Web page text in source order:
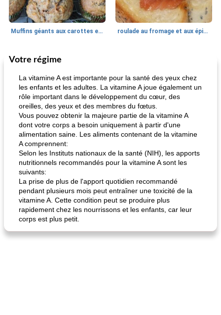
Muffins géants aux carottes et à la banane de Nif roulade au fromage et aux épinards
Marques de confiance: recettes et
fiesta tostadas le méga's jopp joes
Votre régime
La vitamine A est importante pour la santé des yeux chez
les enfants et les adultes. La vitamine A joue également un
rôle important dans le développement du cœur, des
oreilles, des yeux et des membres du fœtus.
Vous pouvez obtenir la majeure partie de la vitamine A
dont votre corps a besoin uniquement à partir d'une
alimentation saine. Les aliments contenant de la vitamine
A comprennent:
Selon les Instituts nationaux de la santé (NIH), les apports
nutritionnels recommandés pour la vitamine A sont les
suivants:
La prise de plus de l'apport quotidien recommandé
pendant plusieurs mois peut entraîner une toxicité de la
vitamine A. Cette condition peut se produire plus
rapidement chez les nourrissons et les enfants, car leur
corps est plus petit.